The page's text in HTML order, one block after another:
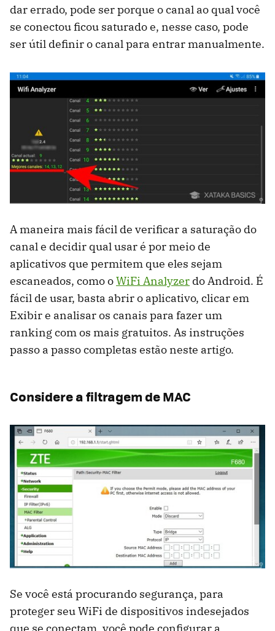
dar errado, pode ser porque o canal ao qual você
se conectou ficou saturado e, nesse caso, pode
ser útil definir o canal para entrar manualmente.
A maneira mais fácil de verificar a saturação do
canal e decidir qual usar é por meio de
aplicativos que permitem que eles sejam
escaneados, como oWiFi Analyzer do Android. É
fácil de usar, basta abrir o aplicativo, clicar em
Exibir e analisar os canais para fazer um
ranking com os mais gratuitos. As instruções
passo a passo completas estão neste artigo.
Considere a filtragem de MAC
Se você está procurando segurança, para
proteger seu WiFi de dispositivos indesejados